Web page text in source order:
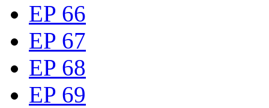
EP 66
EP 67
EP 68
EP 69